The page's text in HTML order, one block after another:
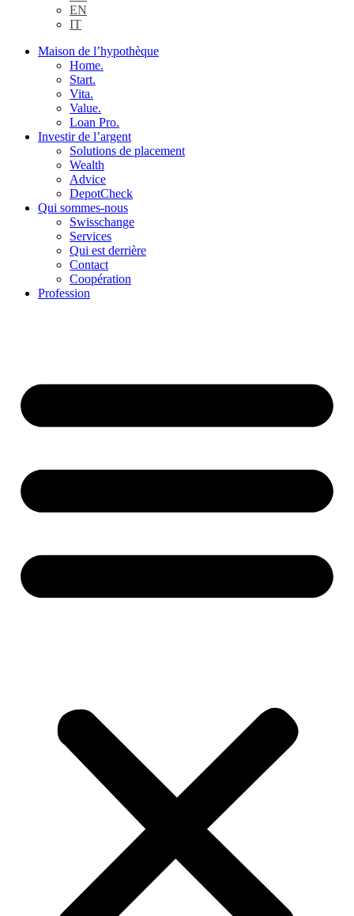
EN
IT
Maison de l’hypothèque
Home.
Start.
Vita.
Value.
Loan Pro.
Investir de l’argent
Solutions de placement
Wealth
Advice
DepotCheck
Qui sommes-nous
Swisschange
Services
Qui est derrière
Contact
Coopération
Profession